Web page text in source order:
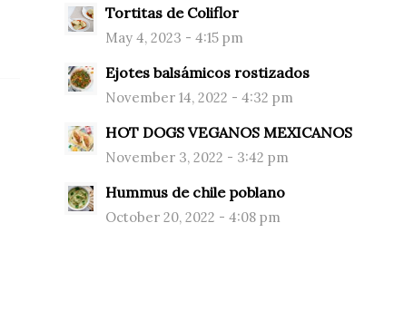
Tortitas de Coliflor
May 4, 2023 - 4:15 pm
Ejotes balsámicos rostizados
November 14, 2022 - 4:32 pm
HOT DOGS VEGANOS MEXICANOS
November 3, 2022 - 3:42 pm
Hummus de chile poblano
October 20, 2022 - 4:08 pm